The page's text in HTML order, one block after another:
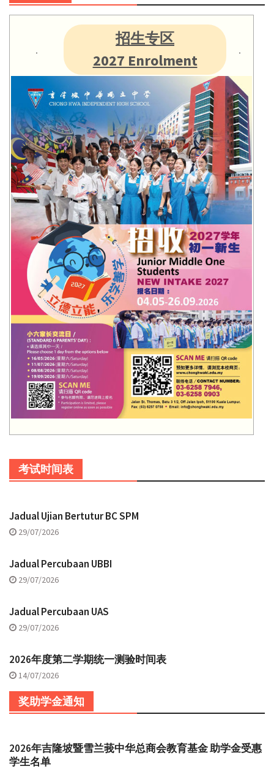
招生专区
2027 Enrolment
考试时间表
Jadual Ujian Bertutur BC SPM
29/07/2026
Jadual Percubaan UBBI
29/07/2026
Jadual Percubaan UAS
29/07/2026
2026年度第二学期统一测验时间表
14/07/2026
奖助学金通知
2026年吉隆坡暨雪兰莪中华总商会教育基金 助学金受惠
学生名单